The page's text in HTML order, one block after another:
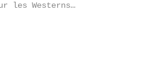
les Westerns…